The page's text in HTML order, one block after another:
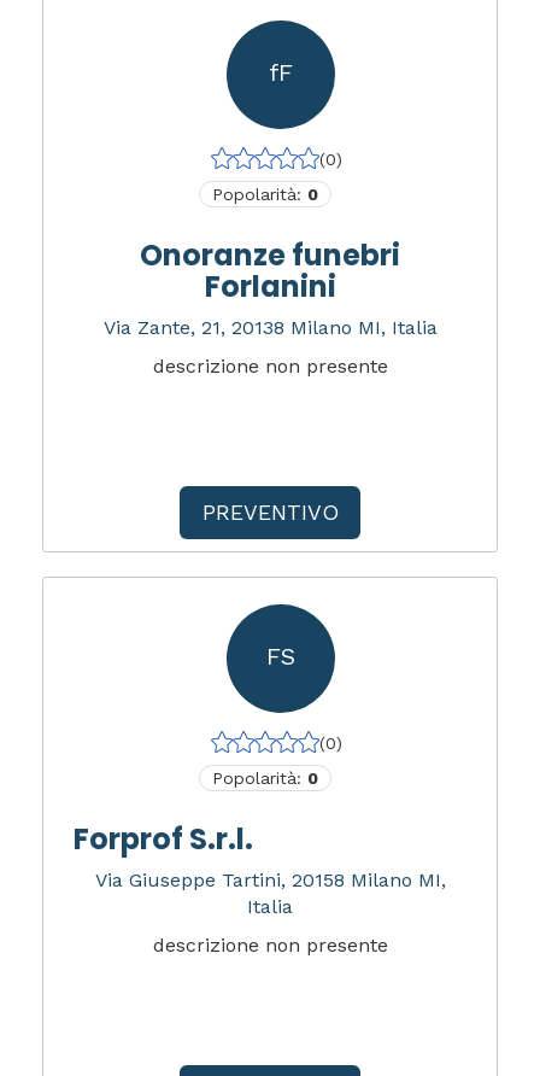
fF
(0)
Popolarità: 0
Onoranze funebri
Forlanini
Via Zante, 21, 20138 Milano MI, Italia
descrizione non presente
PREVENTIVO
FS
(0)
Popolarità: 0
Forprof S.r.l.
Via Giuseppe Tartini, 20158 Milano MI,
Italia
descrizione non presente